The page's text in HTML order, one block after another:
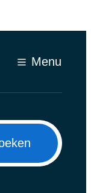
Menu